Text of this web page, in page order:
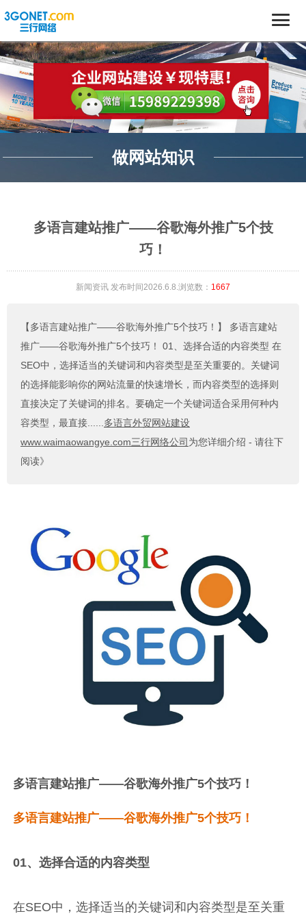
做网站知识
多语言建站推广——谷歌海外推广5个技
巧！
新闻资讯 发布时间2026.6.8.浏览数： 1667
【多语言建站推广——谷歌海外推广5个技巧！】
多语言建站
推广——谷歌海外推广5个技巧！ 01、选择合适的内容类型 在
SEO中，选择适当的关键词和内容类型是至关重要的。关键词
的选择能影响你的网站流量的快速增长，而内容类型的选择则
直接决定了关键词的排名。要确定一个关键词适合采用何种内
容类型，最直接......多语言外贸网站建设
www.waimaowangye.com三行网络公司 为您详细介绍 - 请往下
阅读》
多语言建站推广——谷歌海外推广5个技巧！
多语言建站推广——谷歌海外推广5个技巧！
01、选择合适的内容类型
在SEO中，选择适当的关键词和内容类型是至关重